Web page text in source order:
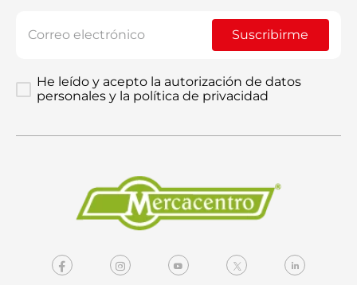
Suscribirme
He leído y acepto la autorización de datos
personales y la política de privacidad